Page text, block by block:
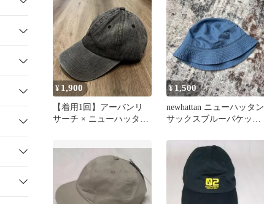
¥ 1,900
【着用1回】アーバンリ
サーチ × ニューハッタン
¥1,500
newhattan ニューハッタン
サックスブルーバケット